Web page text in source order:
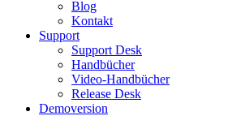
Blog
Kontakt
Support
Support Desk
Handbücher
Video-Handbücher
Release Desk
Demoversion